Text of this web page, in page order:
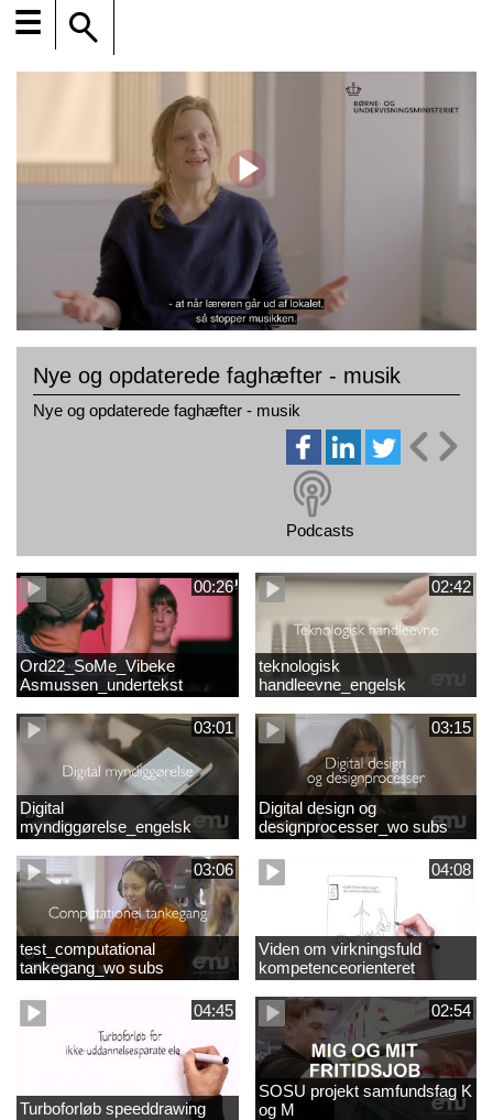
☰
Nye og opdaterede faghæfter - musik
Nye og opdaterede faghæfter - musik
Podcasts
00:26
Ord22_SoMe_Vibeke
Asmussen_undertekst
02:42
teknologisk
handleevne_engelsk
03:01
Digital
myndiggørelse_engelsk
03:15
Digital design og
designprocesser_wo subs
03:06
test_computational
tankegang_wo subs
04:08
Viden om virkningsfuld
kompetenceorienteret
naturfagsundervisning
04:45
Turboforløb speeddrawing
02:54
SOSU projekt samfundsfag K
og M